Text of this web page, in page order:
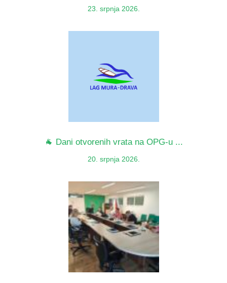
23. srpnja 2026.
🐐 Dani otvorenih vrata na OPG-u ...
20. srpnja 2026.